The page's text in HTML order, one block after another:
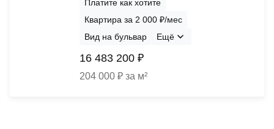
Платите как хотите
Квартира за 2 000 ₽/мес
Вид на бульвар
Ещё
16 483 200 ₽
204 000 ₽ за м²